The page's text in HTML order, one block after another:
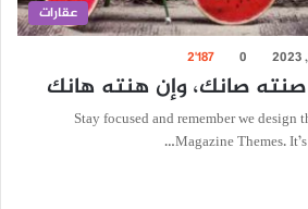
عقارات
0 2٬187
صانك، وإن هنته هانك
Stay focused and remember we design
Magazine Themes.